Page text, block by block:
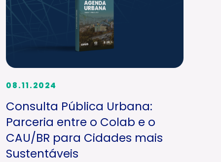
08.11.2024
Consulta Pública Urbana:
Parceria entre o Colab e o
CAU/BR para Cidades mais
Sustentáveis